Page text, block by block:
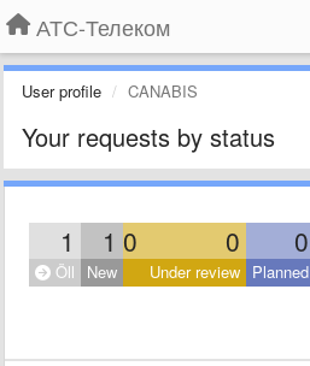
АТС-Телеком
User profile CANABIS
Your requests by status
1 1 0 0 0
Öll New Under review Planned